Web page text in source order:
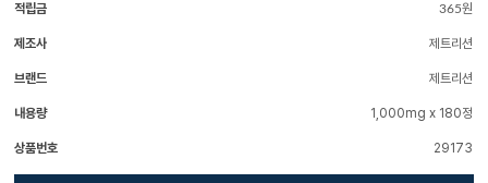
적립금 365원
제조사 제트리션
브랜드 제트리션
내용량 1,000mg x 180정
상품번호 29173